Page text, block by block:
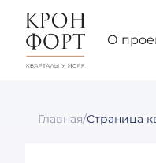
О
Главная/Страница